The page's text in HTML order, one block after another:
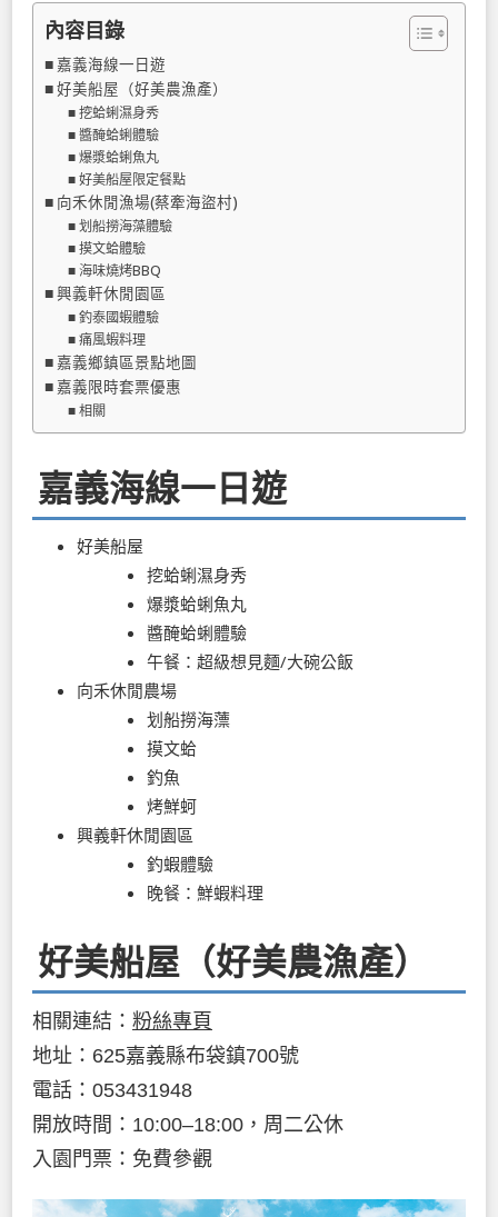
內容目錄
嘉義海線一日遊
好美船屋（好美農漁產）
挖蛤蜊濕身秀
醬醃蛤蜊體驗
爆漿蛤蜊魚丸
好美船屋限定餐點
向禾休閒漁場(蔡牽海盜村)
划船撈海藻體驗
摸文蛤體驗
海味燒烤BBQ
興義軒休閒園區
釣泰國蝦體驗
痛風蝦料理
嘉義鄉鎮區景點地圖
嘉義限時套票優惠
相關
嘉義海線一日遊
好美船屋
挖蛤蜊濕身秀
爆漿蛤蜊魚丸
醬醃蛤蜊體驗
午餐：超級想見麵/大碗公飯
向禾休閒農場
划船撈海薸
摸文蛤
釣魚
烤鮮蚵
興義軒休閒園區
釣蝦體驗
晚餐：鮮蝦料理
好美船屋（好美農漁產）
相關連結： 粉絲專頁
地址：625嘉義縣布袋鎮700號
電話：053431948
開放時間：10:00–18:00，周二公休
入園門票：免費參觀